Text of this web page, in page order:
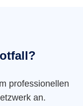
professionellen
an.